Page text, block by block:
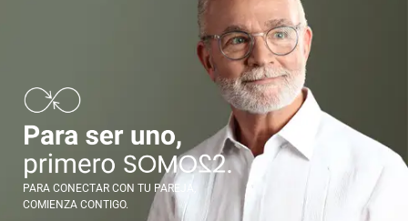
PARA CONECTAR CON TU PAREJA,
COMIENZA CONTIGO.